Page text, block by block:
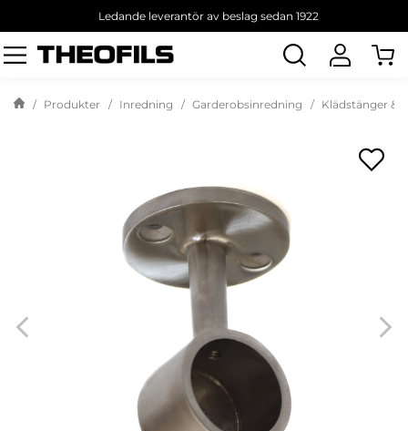
Ledande leverantör av beslag sedan 1922
Sök
produkt
Produkter Inredning Garderobsinredning Klädstänger &